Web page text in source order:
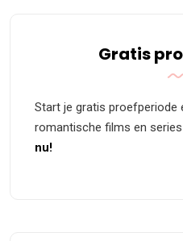
Gratis
Start je gratis proefperiode
romantische films en
nu!